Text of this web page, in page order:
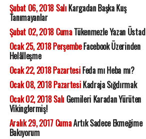
Şubat 06, 2018 SalıKargadan Başka Kuş
Tanımayanlar
Şubat 02, 2018 CumaTükenmezle Yazan Üstad
Ocak 25, 2018 PerşembeFacebook Üzerinden
Helâlleşme
Ocak 22, 2018 PazartesiFeda mı Heba mı?
Ocak 08, 2018 PazartesiKadraja Sığdırmak
Ocak 02, 2018 SalıGemileri Karadan Yürüten
Vikinglermiş!
Aralık 29, 2017 CumaArtık Sadece Ekmeğime
Bakıyorum